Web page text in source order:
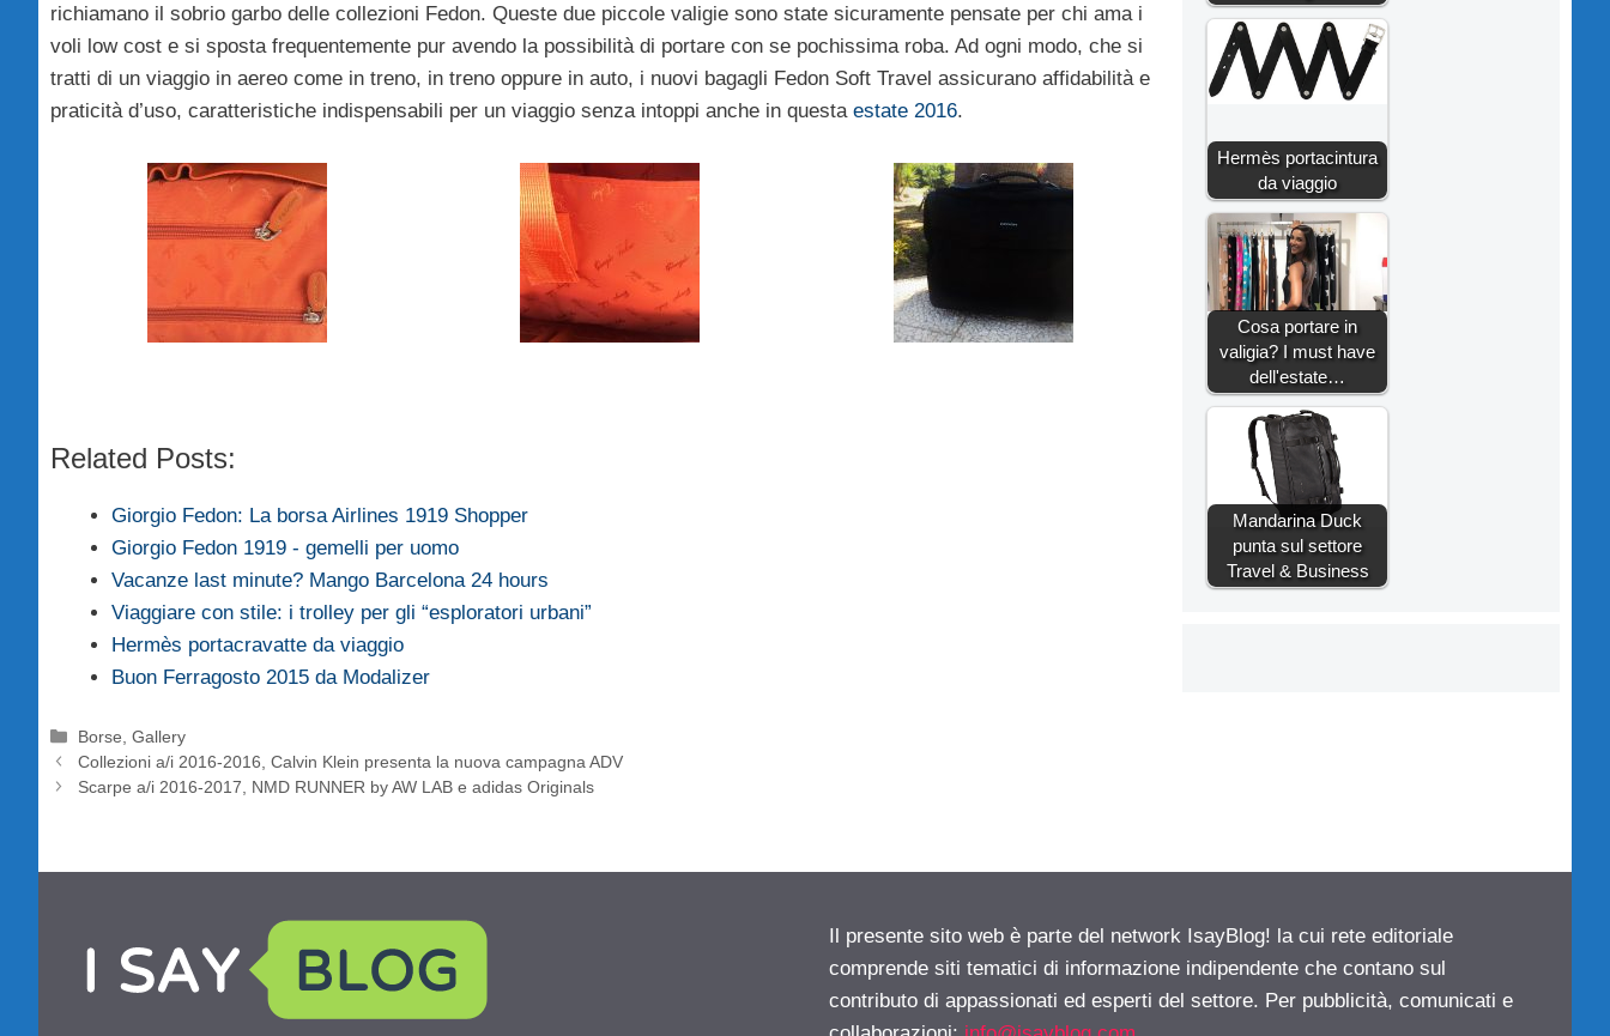
richiamano il sobrio garbo delle collezioni Fedon. Queste due piccole valigie sono state sicuramente pensate per chi ama i
voli low cost e si sposta frequentemente pur avendo la possibilità di portare con se pochissima roba. Ad ogni modo, che si
tratti di un viaggio in aereo come in treno, in treno oppure in auto, i nuovi bagagli Fedon Soft Travel assicurano affidabilità e
praticità d’uso, caratteristiche indispensabili per un viaggio senza intoppi anche in questa estate 2016.
Related Posts:
Giorgio Fedon: La borsa Airlines 1919 Shopper
Giorgio Fedon 1919 - gemelli per uomo
Vacanze last minute? Mango Barcelona 24 hours
Viaggiare con stile: i trolley per gli “esploratori urbani”
Hermès portacravatte da viaggio
Buon Ferragosto 2015 da Modalizer
Categorie
Borse ,Gallery
Collezioni a/i 2016-2016, Calvin Klein presenta la nuova campagna ADV
Scarpe a/i 2016-2017, NMD RUNNER by AW LAB e adidas Originals
Hermès portacintura
da viaggio
Cosa portare in
valigia? I must have
dell'estate…
Mandarina Duck
punta sul settore
Travel & Business
Il presente sito web è parte del network IsayBlog! la cui rete editoriale
comprende siti tematici di informazione indipendente che contano sul
contributo di appassionati ed esperti del settore. Per pubblicità, comunicati e